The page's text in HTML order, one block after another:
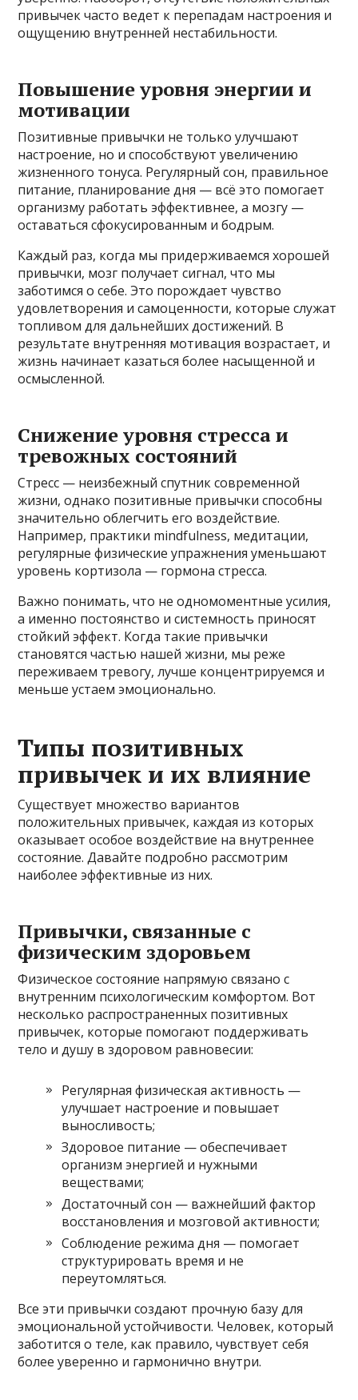
привычек часто ведет к перепадам настроения и
ощущению внутренней нестабильности.
Повышение уровня энергии и
мотивации
Позитивные привычки не только улучшают
настроение, но и способствуют увеличению
жизненного тонуса. Регулярный сон, правильное
питание, планирование дня — всё это помогает
организму работать эффективнее, а мозгу —
оставаться сфокусированным и бодрым.
Каждый раз, когда мы придерживаемся хорошей
привычки, мозг получает сигнал, что мы
заботимся о себе. Это порождает чувство
удовлетворения и самоценности, которые служат
топливом для дальнейших достижений. В
результате внутренняя мотивация возрастает, и
жизнь начинает казаться более насыщенной и
осмысленной.
Снижение уровня стресса и
тревожных состояний
Стресс — неизбежный спутник современной
жизни, однако позитивные привычки способны
значительно облегчить его воздействие.
Например, практики mindfulness, медитации,
регулярные физические упражнения уменьшают
уровень кортизола — гормона стресса.
Важно понимать, что не одномоментные усилия,
а именно постоянство и системность приносят
стойкий эффект. Когда такие привычки
становятся частью нашей жизни, мы реже
переживаем тревогу, лучше концентрируемся и
меньше устаем эмоционально.
Типы позитивных
привычек и их влияние
Существует множество вариантов
положительных привычек, каждая из которых
оказывает особое воздействие на внутреннее
состояние. Давайте подробно рассмотрим
наиболее эффективные из них.
Привычки, связанные с
физическим здоровьем
Физическое состояние напрямую связано с
внутренним психологическим комфортом. Вот
несколько распространенных позитивных
привычек, которые помогают поддерживать
тело и душу в здоровом равновесии:
Регулярная физическая активность —
улучшает настроение и повышает
выносливость;
Здоровое питание — обеспечивает
организм энергией и нужными
веществами;
Достаточный сон — важнейший фактор
восстановления и мозговой активности;
Соблюдение режима дня — помогает
структурировать время и не
переутомляться.
Все эти привычки создают прочную базу для
эмоциональной устойчивости. Человек, который
заботится о теле, как правило, чувствует себя
более уверенно и гармонично внутри.